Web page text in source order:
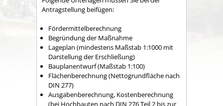
Antragstellung beifügen:
Fördermittelberechnung
Begründung der Maßnahme
Lageplan (mindestens Maßstab 1:1000 mit
Darstellung der Erschließung)
Bauplanentwurf (Maßstab 1:100)
Flächenberechnung (Nettogrundfläche nach
DIN 277)
Ausgabenberechnung, Kostenberechnung